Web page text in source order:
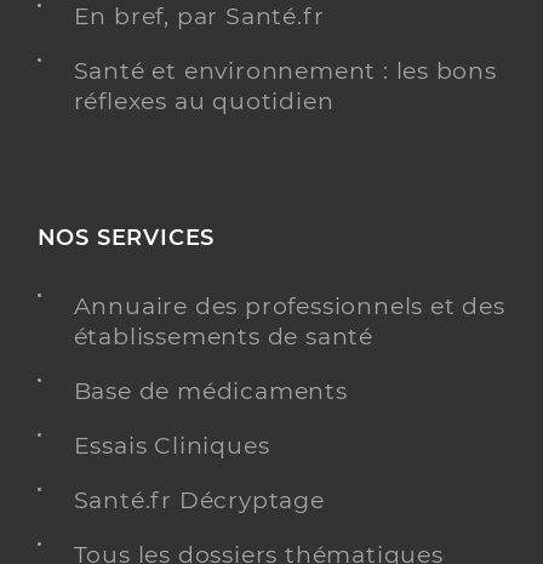
En bref, par Santé.fr
Santé et environnement : les bons
réflexes au quotidien
NOS SERVICES
Annuaire des professionnels et des
établissements de santé
Base de médicaments
Essais Cliniques
Santé.fr Décryptage
Tous les dossiers thématiques